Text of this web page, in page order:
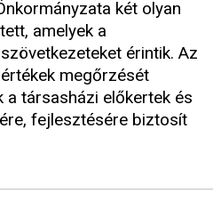
két olyan
amelyek a
érintik. Az
megőrzését
társasházi előkertek és
fejlesztésére biztosít